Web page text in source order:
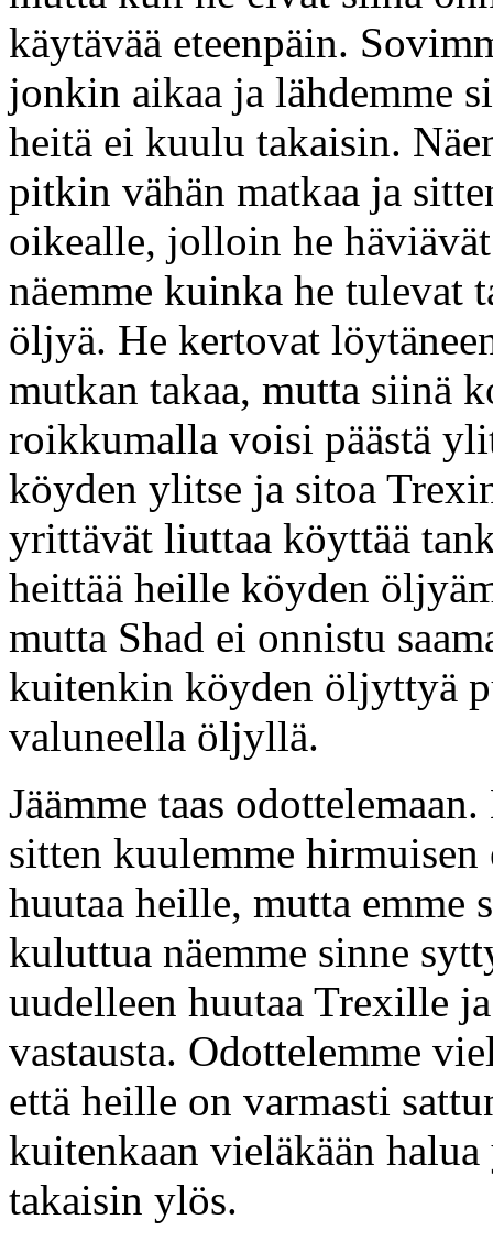
käytävää eteenpäin.
jonkin aikaa ja lähdemme
heitä ei kuulu takaisin.
pitkin vähän matkaa ja
oikealle, jolloin he
näemme kuinka he tulevat
öljyä. He kertovat
mutkan takaa, mutta siinä
roikkumalla voisi päästä
köyden ylitse ja sitoa
yrittävät liuttaa köyttää
heittää heille köyden
mutta Shad ei onnistu
kuitenkin köyden öljyttyä
valuneella öljyllä.
Jäämme taas
sitten kuulemme
huutaa heille, mutta emme
kuluttua näemme sinne
uudelleen huutaa Trexille
vastausta. Odottelemme
että heille on varmasti
kuitenkaan vieläkään
takaisin ylös.